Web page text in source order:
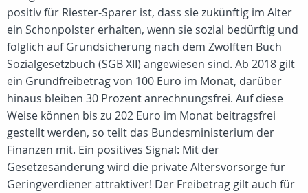
positiv für Riester-Sparer ist, dass sie zukünftig im Alter
ein Schonpolster erhalten, wenn sie sozial bedürftig und
folglich auf Grundsicherung nach dem Zwölften Buch
Sozialgesetzbuch (SGB XII) angewiesen sind. Ab 2018 gilt
ein Grundfreibetrag von 100 Euro im Monat, darüber
hinaus bleiben 30 Prozent anrechnungsfrei. Auf diese
Weise können bis zu 202 Euro im Monat beitragsfrei
gestellt werden, so teilt das Bundesministerium der
Finanzen mit. Ein positives Signal: Mit der
Gesetzesänderung wird die private Altersvorsorge für
Geringverdiener attraktiver! Der Freibetrag gilt auch für